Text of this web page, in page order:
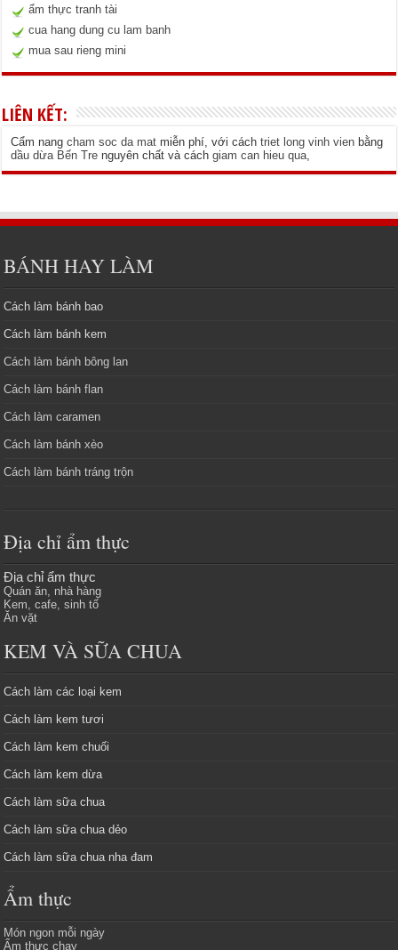
ẩm thực tranh tài
cua hang dung cu lam banh
mua sau rieng mini
LIÊN KẾT:
Cẩm nangcham soc da mat miễn phí, với cáchtriet long vinh vien bằng
dầu dừa Bến Tre nguyên chất và cáchgiam can hieu qua,
BÁNH HAY LÀM
Cách làm bánh bao
Cách làm bánh kem
Cách làm bánh bông lan
Cách làm bánh flan
Cách làm caramen
Cách làm bánh xèo
Cách làm bánh tráng trộn
Địa chỉ ẩm thực
Địa chỉ ẩm thực
Quán ăn, nhà hàng
Kem, cafe, sinh tố
Ăn vặt
KEM VÀ SỮA CHUA
Cách làm các loại kem
Cách làm kem tươi
Cách làm kem chuối
Cách làm kem dừa
Cách làm sữa chua
Cách làm sữa chua dẻo
Cách làm sữa chua nha đam
Ẩm thực
Món ngon mỗi ngày
Ẩm thực chay